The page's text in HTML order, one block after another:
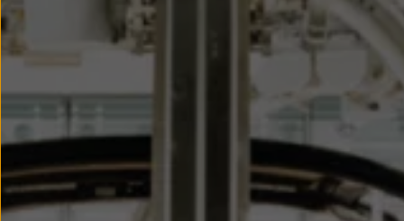
Motor y chasis
Aire acondicionado y filtros
Faros y lunas
Carrocería y pintura
Recambios Volkswagen
Transporte
Personalización
Carga
Merchandising